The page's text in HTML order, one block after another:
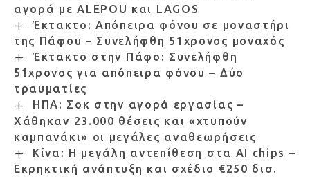
αγορά με ALEPOU και LAGOS
Έκτακτο: Απόπειρα φόνου σε μοναστήρι
της Πάφου – Συνελήφθη 51χρονος μοναχός
Έκτακτο στην Πάφο: Συνελήφθη
51χρονος για απόπειρα φόνου – Δύο
τραυματίες
ΗΠΑ: Σοκ στην αγορά εργασίας –
Χάθηκαν 23.000 θέσεις και «χτυπούν
καμπανάκι» οι μεγάλες αναθεωρήσεις
Κίνα: Η μεγάλη αντεπίθεση στα AI chips –
Εκρηκτική ανάπτυξη και σχέδιο €250 δισ.